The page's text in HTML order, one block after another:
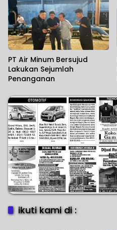
PT Air Minum Bersujud
Lakukan Sejumlah
Penanganan
ikuti kami di :